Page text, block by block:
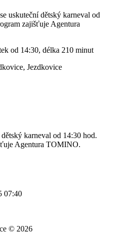
uskuteční dětský karneval od
zajišťuje Agentura
od 14:30, délka 210 minut
Jezdkovice
karneval od 14:30 hod.
Agentura TOMINO.
07:40
© 2026